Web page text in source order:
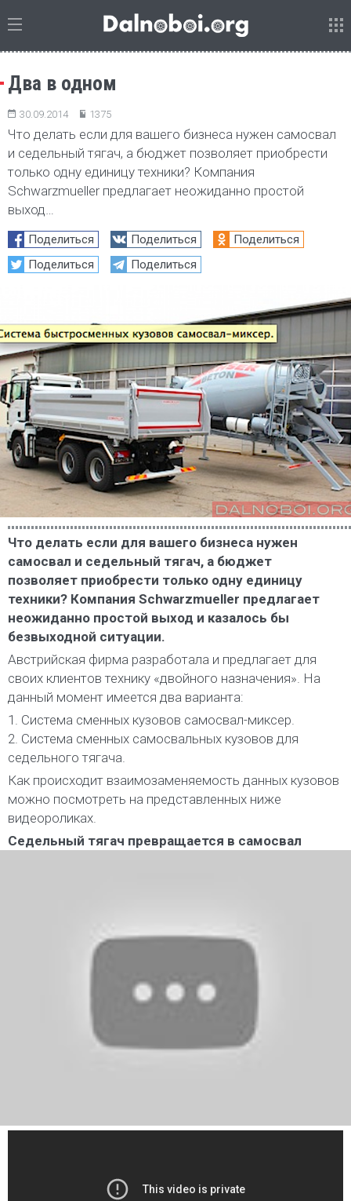
Два в одном
30.09.2014 1375
Что делать если для вашего бизнеса нужен самосвал
и седельный тягач, а бюджет позволяет приобрести
только одну единицу техники? Компания
Schwarzmueller предлагает неожиданно простой
выход…
Поделиться Поделиться
Поделиться
Поделиться
Поделиться
Что делать если для вашего бизнеса нужен
самосвал и седельный тягач, а бюджет
позволяет приобрести только одну единицу
техники? Компания Schwarzmueller предлагает
неожиданно простой выход и казалось бы
безвыходной ситуации.
Австрийская фирма разработала и предлагает для
своих клиентов технику «двойного назначения». На
данный момент имеется два варианта:
1. Система сменных кузовов самосвал-миксер.
2. Система сменных самосвальных кузовов для
седельного тягача.
Как происходит взаимозаменяемость данных кузовов
можно посмотреть на представленных ниже
видеороликах.
Седельный тягач превращается в самосвал